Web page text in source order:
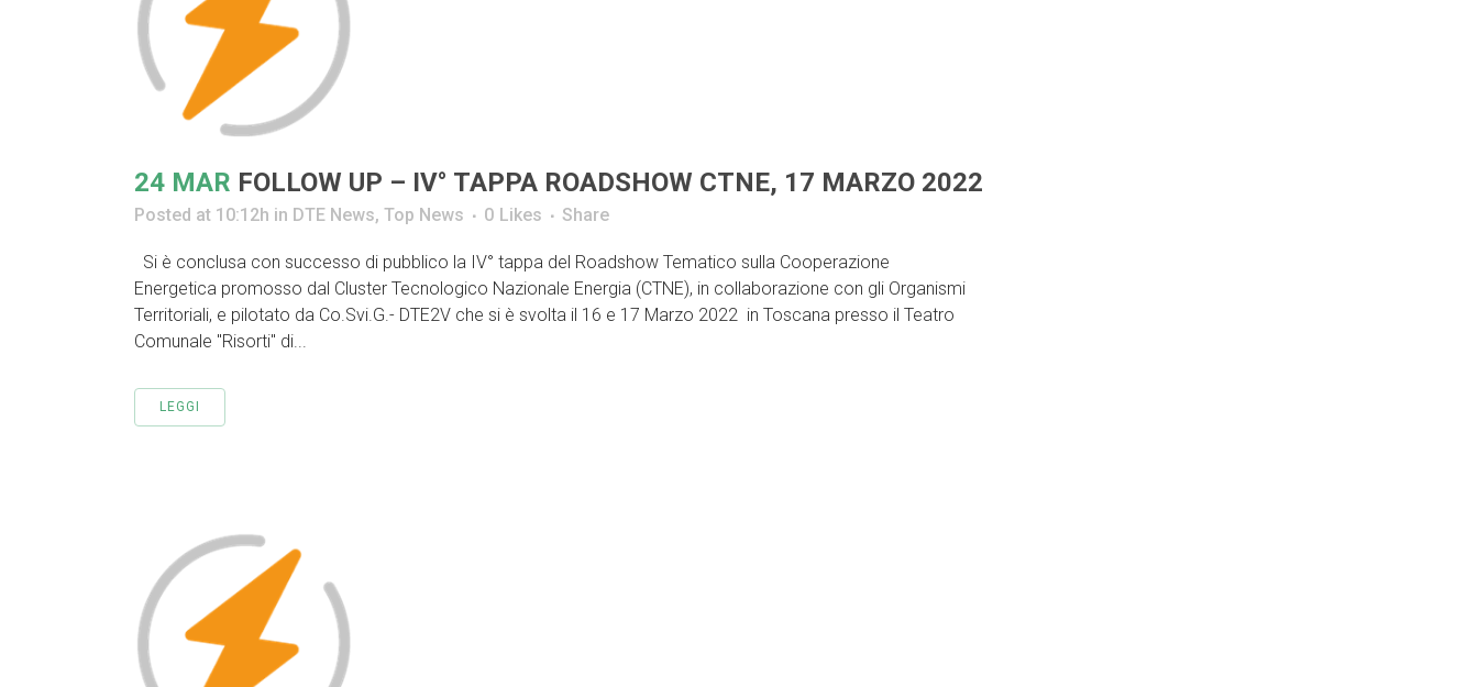
24 MAR FOLLOW UP – IV° TAPPA ROADSHOW CTNE, 17 MARZO 2022
Posted at 10:12h in DTE News, Top News 0 Likes Share
Si è conclusa con successo di pubblico la IV° tappa del Roadshow Tematico sulla Cooperazione
Energetica promosso dal Cluster Tecnologico Nazionale Energia (CTNE), in collaborazione con gli Organismi
Territoriali, e pilotato da Co.Svi.G.- DTE2V che si è svolta il 16 e 17 Marzo 2022 in Toscana presso il Teatro
Comunale "Risorti" di...
LEGGI